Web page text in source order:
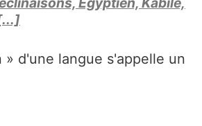
» d'une langue s'appelle un